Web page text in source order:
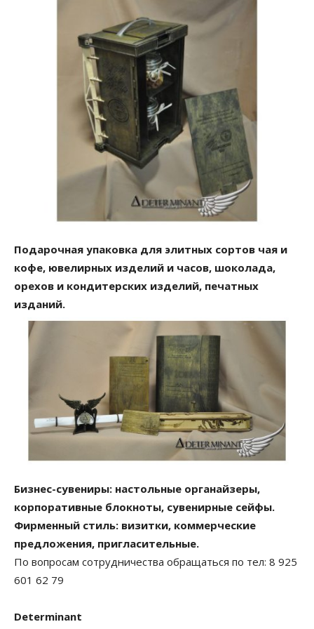
Подарочная упаковка для элитных сортов чая и
кофе, ювелирных изделий и часов, шоколада,
орехов и кондитерских изделий, печатных
изданий.
Бизнес-сувениры: настольные органайзеры,
корпоративные блокноты, сувенирные сейфы.
Фирменный стиль: визитки, коммерческие
предложения, пригласительные.
По вопросам сотрудничества обращаться по тел: 8 925
601 62 79
Determinant